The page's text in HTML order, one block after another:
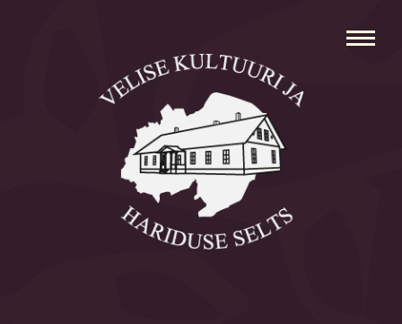
Avaleht
Aleksei Parnabas
Sillaotsa Talumuuseum